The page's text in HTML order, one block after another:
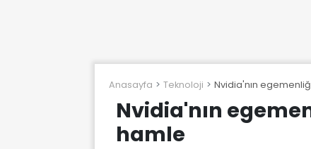
Anasayfa Teknoloji Nvidia'nın
Nvidia'nın
hamle